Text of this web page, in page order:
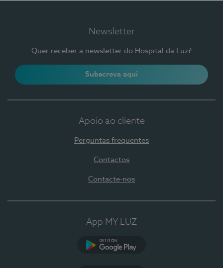
Newsletter
Quer receber a newsletter do Hospital da Luz?
Subscreva aqui
Apoio ao cliente
Perguntas frequentes
Contactos
Contacte-nos
App MY LUZ